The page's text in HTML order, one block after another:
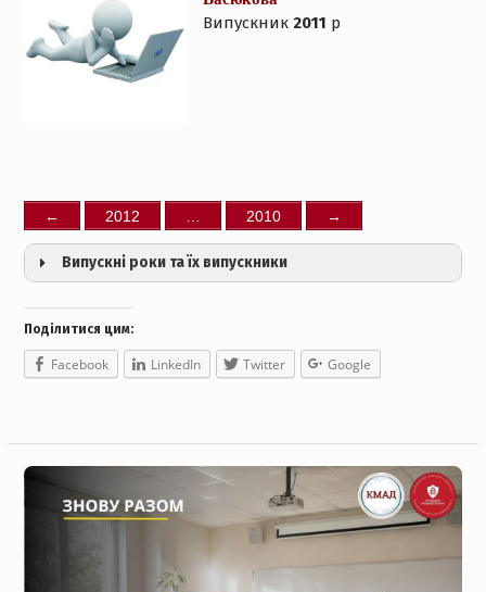
Випускник 2011 р
← 2012 2010 →
Випускні роки та їх випускники
Випуск 2025
Випуск 2024
Випуск 2022
Випуск 2021
Випуск 2020
Випуск 2019
Поділитися цим:
Facebook LinkedIn Twitter Google